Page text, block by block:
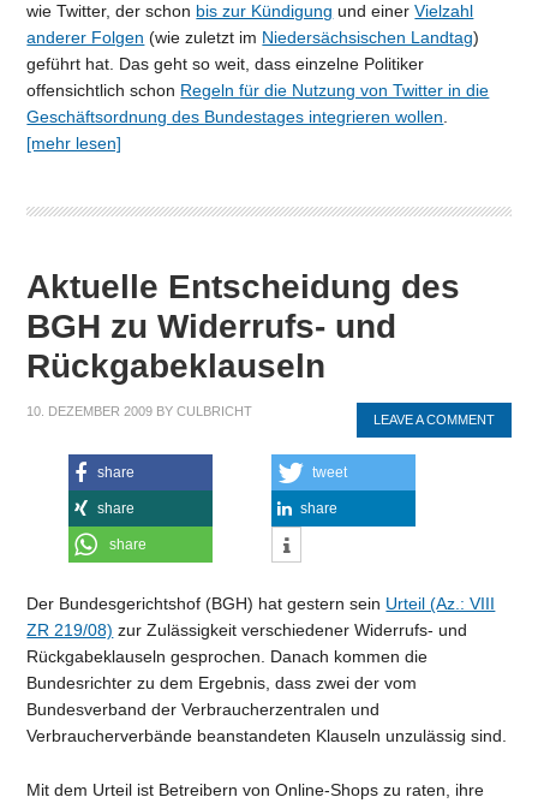
wie Twitter, der schon bis zur Kündigung und einerVielzahl
anderer Folgen (wie zuletzt im Niedersächsischen Landtag)
geführt hat. Das geht so weit, dass einzelne Politiker
offensichtlich schon Regeln für die Nutzung von Twitter in die
Geschäftsordnung des Bundestages integrieren wollen
[mehr lesen]
Aktuelle Entscheidung des
BGH zu Widerrufs- und
Rückgabeklauseln
10. DEZEMBER 2009 BYCULBRICHT
LEAVE A COMMENT
share tweet
share share
share
Der Bundesgerichtshof (BGH) hat gestern sein Urteil (Az.: VIII
ZR 219/08) zur Zulässigkeit verschiedener Widerrufs- und
Rückgabeklauseln gesprochen. Danach kommen die
Bundesrichter zu dem Ergebnis, dass zwei der vom
Bundesverband der Verbraucherzentralen und
Verbraucherverbände beanstandeten Klauseln unzulässig sind.
Mit dem Urteil ist Betreibern von Online-Shops zu raten, ihre